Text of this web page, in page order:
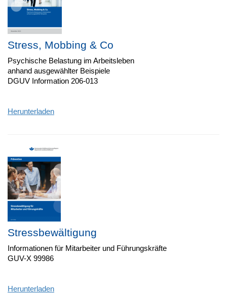
Stress, Mobbing & Co
Psychische Belastung im Arbeitsleben
anhand ausgewählter Beispiele
DGUV Information 206-013
Herunterladen
Stressbewältigung
Informationen für Mitarbeiter und Führungskräfte
GUV-X 99986
Herunterladen